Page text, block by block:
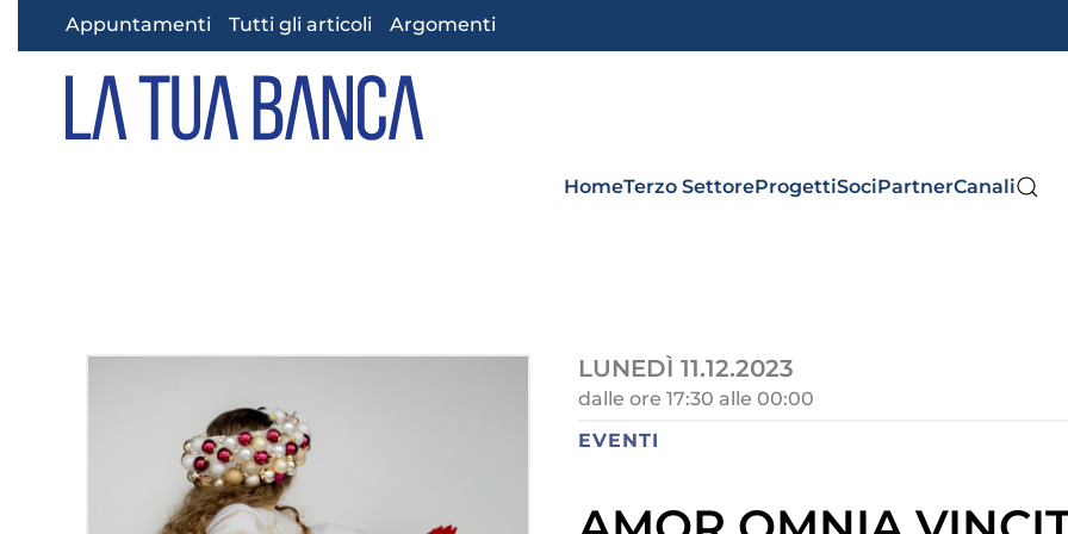
Skip to main content
Appuntamenti Tutti gli articoli Argomenti
HomeTerzo SettoreProgettiSociPartnerCanali
LUNEDÌ 11.12.2023
dalle ore 17:30 alle 00:00
EVENTI